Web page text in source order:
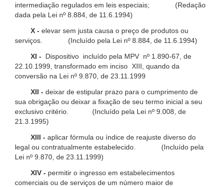
intermediação regulados em leis especiais; (Redação
dada pela Lei nº 8.884, de 11.6.1994)
X - elevar sem justa causa o preço de produtos ou
serviços. (Incluído pela Lei nº 8.884, de 11.6.1994)
XI -
Dispositivo incluído pela MPV nº 1.890-67, de
22.10.1999, transformado em inciso XIII, quando da
conversão na Lei nº 9.870, de 23.11.1999
XII - deixar de estipular prazo para o cumprimento de
sua obrigação ou deixar a fixação de seu termo inicial a seu
exclusivo critério. (Incluído pela Lei nº 9.008, de
21.3.1995)
XIII - aplicar fórmula ou índice de reajuste diverso do
legal ou contratualmente estabelecido. (Incluído pela
Lei nº 9.870, de 23.11.1999)
XIV - permitir o ingresso em estabelecimentos
comerciais ou de serviços de um número maior de